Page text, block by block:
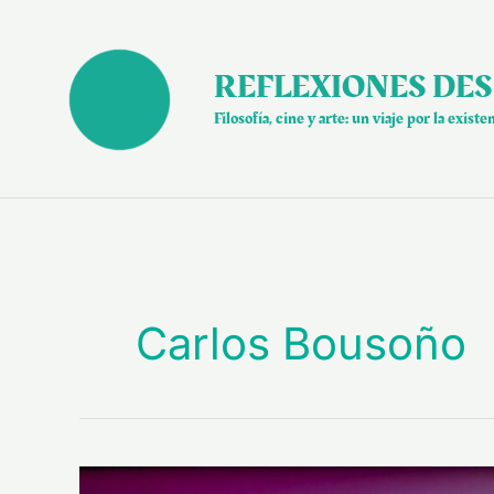
contenido
REFLEXIONES
Filosofía, cine y arte: un viaje por la
Carlos Bousoño
“Invasión